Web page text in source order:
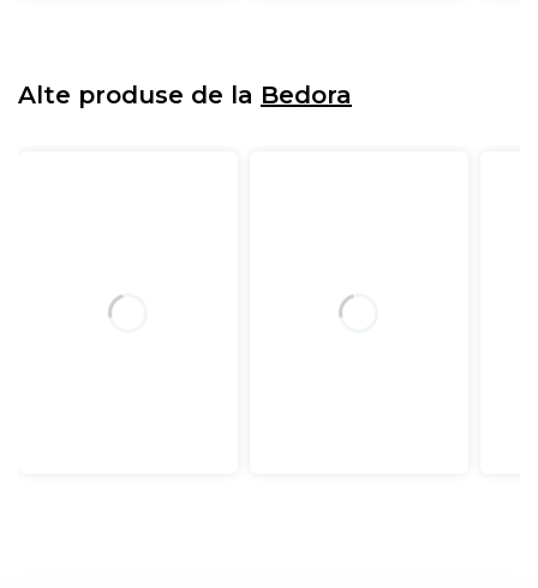
Alte produse de la Bedora